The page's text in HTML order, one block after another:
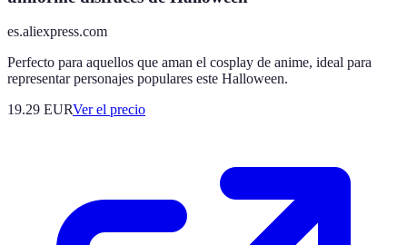
es.aliexpress.com
Perfecto para aquellos que aman el cosplay de anime, ideal para
representar personajes populares este Halloween.
19.29 EURVer el precio